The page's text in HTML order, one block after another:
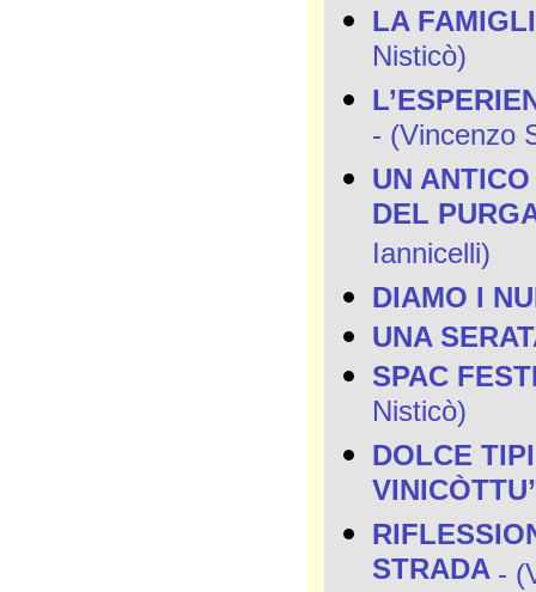
LA
Nisticò)
- (Vincenzo
UN
DEL
Iannicelli)
DIAMO I
UNA
SPAC
Nisticò)
DOLCE
STRADA -